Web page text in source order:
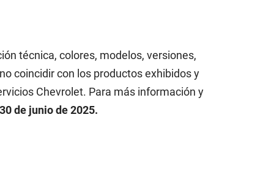
técnica, colores, modelos, versiones,
coincidir con los productos exhibidos y
Chevrolet. Para más información y
30 de junio de 2025.